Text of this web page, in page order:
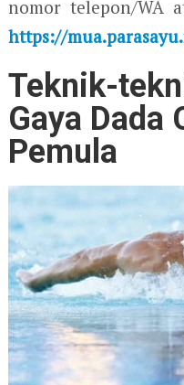
nomor telepon/WA
https://
Teknik-
Gaya Dada
Pemula